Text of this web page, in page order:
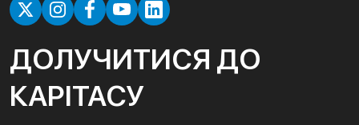
ДОЛУЧИТИСЯ ДО
КАРІТАСУ